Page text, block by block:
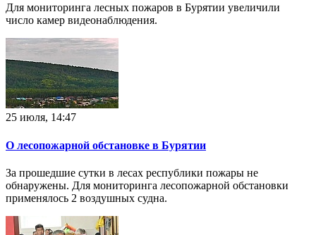
Для мониторинга лесных пожаров в Бурятии увеличили
число камер видеонаблюдения.
25 июля, 14:47
О лесопожарной обстановке в Бурятии
За прошедшие сутки в лесах республики пожары не
обнаружены. Для мониторинга лесопожарной обстановки
применялось 2 воздушных судна.